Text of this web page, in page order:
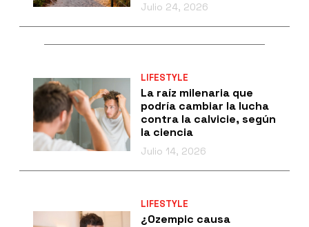
Julio 24, 2026
LIFESTYLE
La raíz milenaria que
podría cambiar la lucha
contra la calvicie, según
la ciencia
Julio 14, 2026
LIFESTYLE
¿Ozempic causa